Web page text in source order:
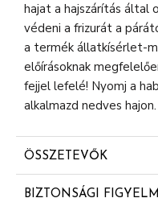
hajat a hajszárítás által
védeni a frizurát a
a termék állatkísérlet-
előírásoknak
fejjel lefelé! Nyomj a
alkalmazd nedves
ÖSSZETEVŐK
Aqua (Water, Eau)
BIZTONSÁGI